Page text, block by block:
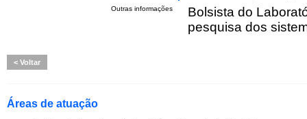
Outras informações
Bolsista do
pesquisa dos
Voltar
Áreas de atuação